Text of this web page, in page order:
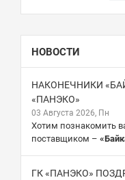
НОВОСТИ
НАКОНЕЧНИКИ
«ПАНЭКО»
03 Августа 2026, Пн
Хотим познакомить
поставщиком –
ГК «ПАНЭКО»